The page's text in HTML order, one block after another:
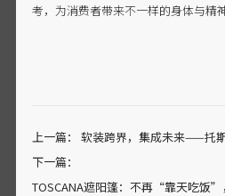
考，为消费者带来不一样的身体与精
上一篇：
软装跨界，集成未来——托
下一篇：
TOSCANA遮阳篷：不再“靠天吃饭”